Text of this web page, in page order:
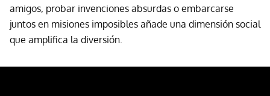
amigos, probar invenciones absurdas o embarcarse
juntos en misiones imposibles añade una dimensión social
que amplifica la diversión.